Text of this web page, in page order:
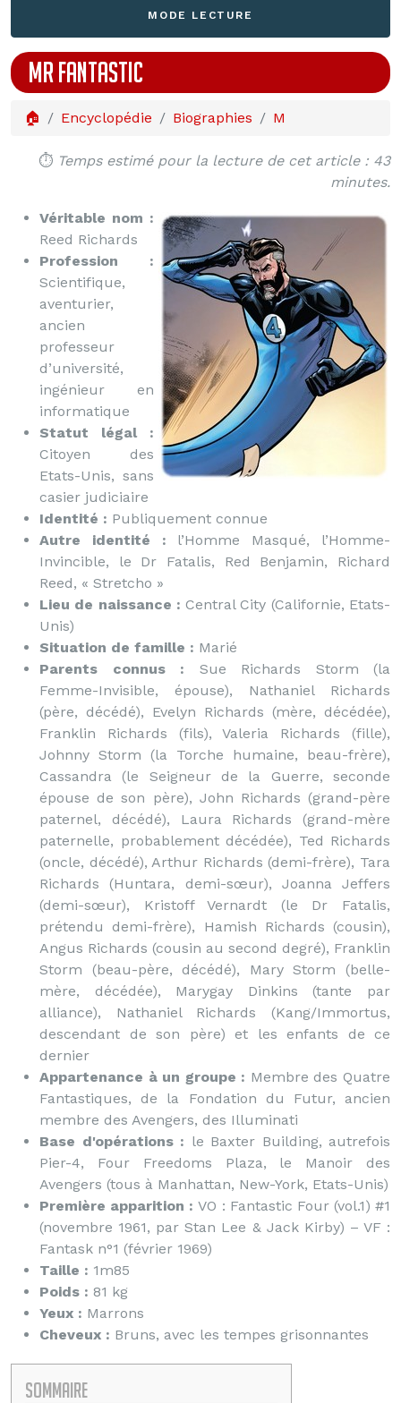
MODE LECTURE
MR FANTASTIC
🏠 Encyclopédie Biographies M
⏱️ Temps estimé pour la lecture de cet article : 43
minutes.
Véritable nom :
Reed Richards
Profession :
Scientifique,
aventurier,
ancien
professeur
d’université,
ingénieur en
informatique
Statut légal :
Citoyen des
Etats-Unis, sans
casier judiciaire
Identité : Publiquement connue
Autre identité : l’Homme Masqué, l’Homme-
Invincible, le Dr Fatalis, Red Benjamin, Richard
Reed, « Stretcho »
Lieu de naissance : Central City (Californie, Etats-
Unis)
Situation de famille : Marié
Parents connus : Sue Richards Storm (la
Femme-Invisible, épouse), Nathaniel Richards
(père, décédé), Evelyn Richards (mère, décédée),
Franklin Richards (fils), Valeria Richards (fille),
Johnny Storm (la Torche humaine, beau-frère),
Cassandra (le Seigneur de la Guerre, seconde
épouse de son père), John Richards (grand-père
paternel, décédé), Laura Richards (grand-mère
paternelle, probablement décédée), Ted Richards
(oncle, décédé), Arthur Richards (demi-frère), Tara
Richards (Huntara, demi-sœur), Joanna Jeffers
(demi-sœur), Kristoff Vernardt (le Dr Fatalis,
prétendu demi-frère), Hamish Richards (cousin),
Angus Richards (cousin au second degré), Franklin
Storm (beau-père, décédé), Mary Storm (belle-
mère, décédée), Marygay Dinkins (tante par
alliance), Nathaniel Richards (Kang/Immortus,
descendant de son père) et les enfants de ce
dernier
Appartenance à un groupe : Membre des Quatre
Fantastiques, de la Fondation du Futur, ancien
membre des Avengers, des Illuminati
Base d'opérations : le Baxter Building, autrefois
Pier-4, Four Freedoms Plaza, le Manoir des
Avengers (tous à Manhattan, New-York, Etats-Unis)
Première apparition :VO : Fantastic Four (vol.1) #1
(novembre 1961, par Stan Lee & Jack Kirby) – VF :
Fantask n°1 (février 1969)
Taille : 1m85
Poids : 81 kg
Yeux : Marrons
Cheveux : Bruns, avec les tempes grisonnantes
Sommaire